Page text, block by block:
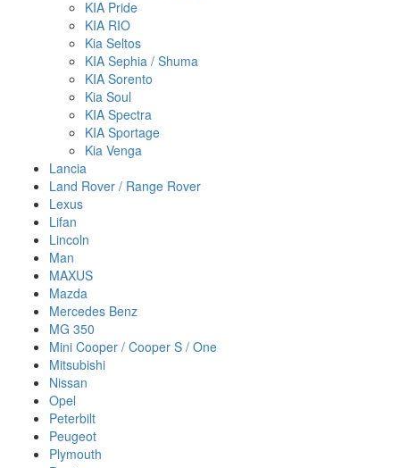
KIA Pride
KIA RIO
Kia Seltos
KIA Sephia / Shuma
KIA Sorento
Kia Soul
KIA Spectra
KIA Sportage
Kia Venga
Lancia
Land Rover / Range Rover
Lexus
Lifan
Lincoln
Man
MAXUS
Mazda
Mercedes Benz
MG 350
Mini Cooper / Cooper S / One
Mitsubishi
Nissan
Opel
Peterbilt
Peugeot
Plymouth